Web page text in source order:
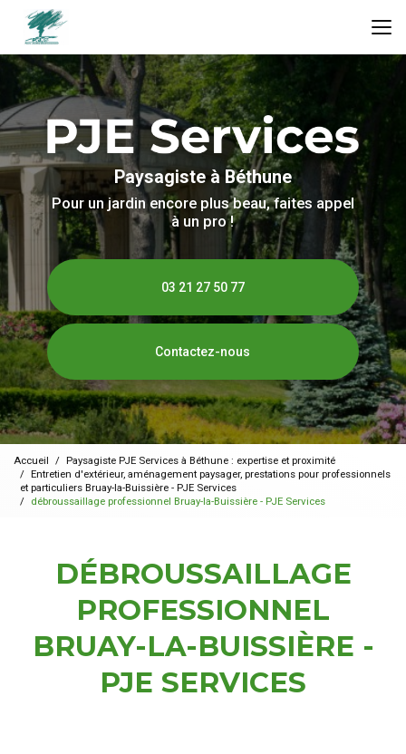
contenu
principal
Paysagiste à Béthune
Pour un jardin encore plus beau, faites appel
à un pro !
03 21 27 50 77
Contactez-nous
Accueil
Paysagiste PJE Services à Béthune : expertise et proximité
Entretien d'extérieur, aménagement paysager, prestations pour professionnels
et particuliers Bruay-la-Buissière - PJE Services
débroussaillage professionnel Bruay-la-Buissière - PJE Services
DÉBROUSSAILLAGE
PROFESSIONNEL
BRUAY-LA-BUISSIÈRE -
PJE SERVICES